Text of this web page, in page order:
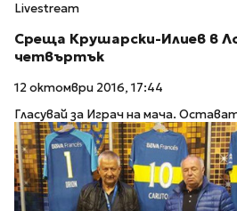
Livestream
Среща Крушарски-Илиев в
четвъртък
12 октомври 2016, 17:44
Гласувай за Играч на мача.